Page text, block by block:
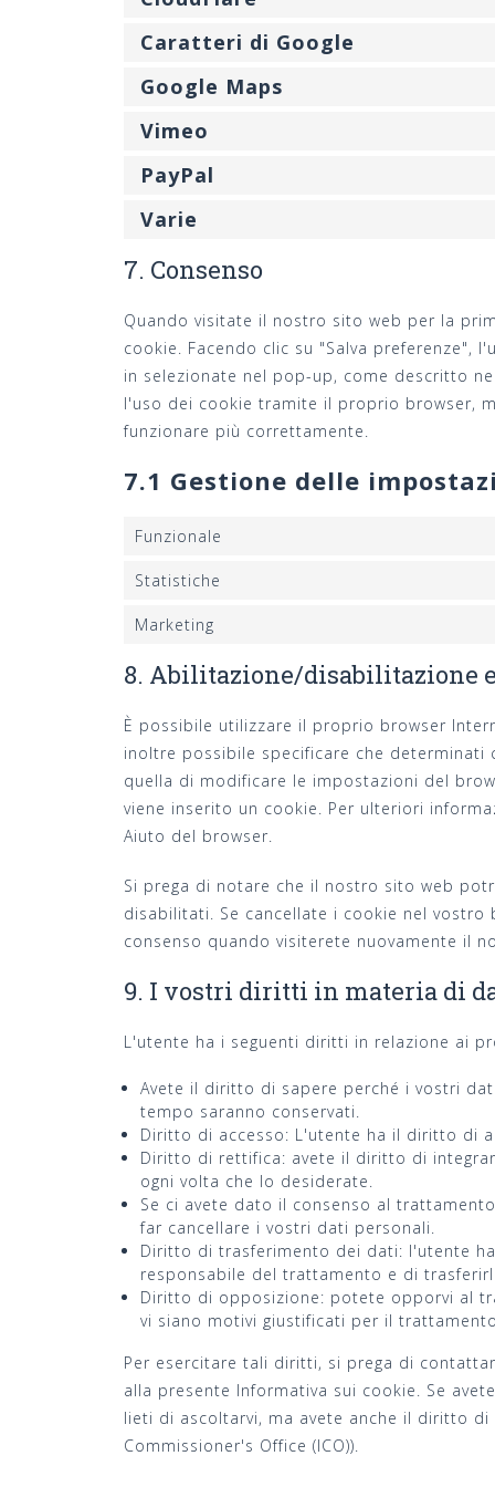
Caratteri di Google
Google Maps
Vimeo
PayPal
Varie
7. Consenso
Quando visitate il nostro sito web per la
cookie. Facendo clic su "Salva preferenze",
in selezionate nel pop-up, come descritto
l'uso dei cookie tramite il proprio browser,
funzionare più correttamente.
7.1 Gestione delle
Funzionale
Statistiche
Marketing
8. Abilitazione/disabilitazione
È possibile utilizzare il proprio browser
inoltre possibile specificare che
quella di modificare le impostazioni del
viene inserito un cookie. Per ulteriori
Aiuto del browser.
Si prega di notare che il nostro sito web
disabilitati. Se cancellate i cookie nel
consenso quando visiterete nuovamente il
9. I vostri diritti in materia di
L'utente ha i seguenti diritti in relazione ai
Avete il diritto di sapere perché i vostri
tempo saranno conservati.
Diritto di accesso: L'utente ha il diritto di
Diritto di rettifica: avete il diritto di
ogni volta che lo desiderate.
Se ci avete dato il consenso al
far cancellare i vostri dati personali.
Diritto di trasferimento dei dati: l'utente
responsabile del trattamento e di
Diritto di opposizione: potete opporvi al
vi siano motivi giustificati per il
Per esercitare tali diritti, si prega di
alla presente Informativa sui cookie. Se
lieti di ascoltarvi, ma avete anche il diritto
Commissioner's Office (ICO)).